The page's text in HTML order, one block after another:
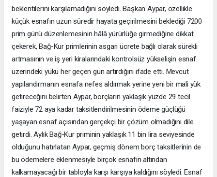
beklentilerini karşılamadığını söyledi. Başkan Aypar, özellikle
küçük esnafın uzun süredir hayata geçirilmesini beklediği 7200
prim günü düzenlemesinin hâlâ yürürlüğe girmediğine dikkat
çekerek, Bağ-Kur primlerinin asgari ücrete bağlı olarak sürekli
artmasının ve iş yeri kiralarındaki kontrolsüz yükselişin esnaf
üzerindeki yükü her geçen gün artırdığını ifade etti. Mevcut
yapılandırmanın esnafa nefes aldırmak yerine yeni bir mali yük
getireceğini belirten Aypar, borçların yaklaşık yüzde 29 tecil
faiziyle 72 aya kadar taksitlendirilmesinin ödeme güçlüğü
yaşayan esnaf açısından gerçekçi bir çözüm olmadığını dile
getirdi. Aylık Bağ-Kur priminin yaklaşık 11 bin lira seviyesinde
olduğunu hatırlatan Aypar, geçmiş dönem borç taksitlerinin de
bu ödemelere eklenmesiyle birçok esnafın altından
kalkamayacağı bir tabloyla karşı karşıya kaldığını söyledi. Esnaf